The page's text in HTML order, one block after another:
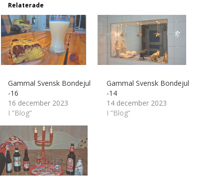
Relaterade
Gammal Svensk Bondejul
-16
16 december 2023
I ”Blog”
Gammal Svensk Bondejul
-14
14 december 2023
I ”Blog”